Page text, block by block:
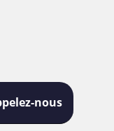
nous